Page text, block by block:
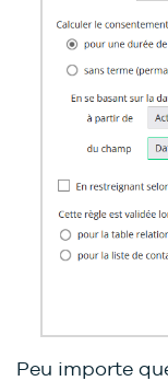
Peu importe